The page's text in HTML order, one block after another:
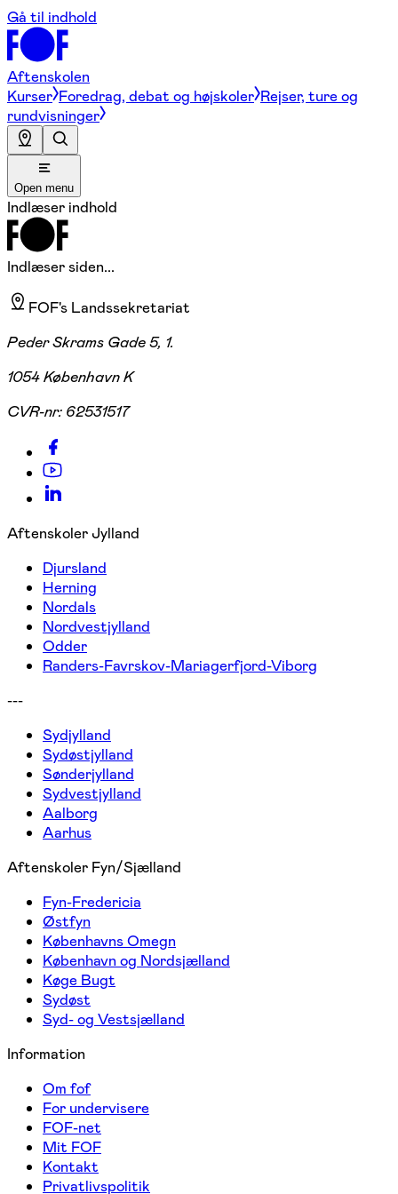
Gå til indhold
Aftenskolen
Kurser Foredrag, debat og højskoler Rejser, ture og
rundvisninger
Open menu
Indlæser indhold
Indlæser siden...
FOF's Landssekretariat
Peder Skrams Gade 5, 1.
1054 København K
CVR-nr: 62531517
Aftenskoler Jylland
Djursland
Herning
Nordals
Nordvestjylland
Odder
Randers-Favrskov-Mariagerfjord-Viborg
---
Sydjylland
Sydøstjylland
Sønderjylland
Sydvestjylland
Aalborg
Aarhus
Aftenskoler Fyn/Sjælland
Fyn-Fredericia
Østfyn
Københavns Omegn
København og Nordsjælland
Køge Bugt
Sydøst
Syd- og Vestsjælland
Information
Om fof
For undervisere
FOF-net
Mit FOF
Kontakt
Privatlivspolitik